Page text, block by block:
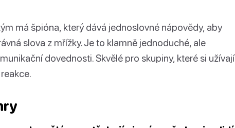
má špióna, který dává jednoslovné nápovědy, aby
slova z mřížky. Je to klamně jednoduché, ale
dovednosti. Skvělé pro skupiny, které si užívají